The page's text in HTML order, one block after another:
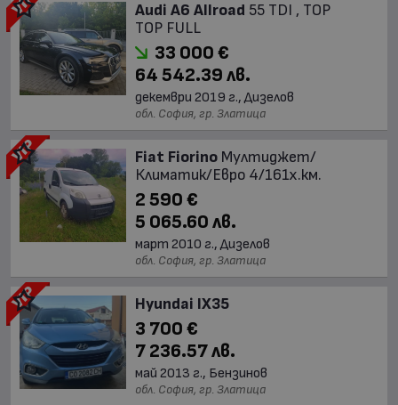
Audi A6 Allroad 55 TDI , TOP
TOP FULL
33 000 €
64 542.39 лв.
декември 2019 г., Дизелов
обл. София, гр. Златица
Fiat Fiorino Mултиджет/
Климатик/Евро 4/161х.км.
2 590 €
5 065.60 лв.
март 2010 г., Дизелов
обл. София, гр. Златица
Hyundai IX35
3 700 €
7 236.57 лв.
май 2013 г., Бензинов
обл. София, гр. Златица